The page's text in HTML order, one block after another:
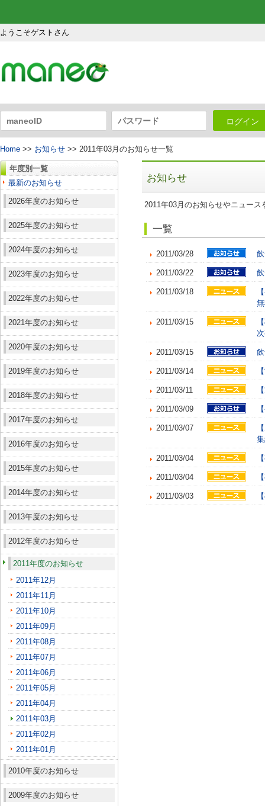
ようこそゲストさん
ログイン
Home >> お知らせ >> 2011年03月のお知らせ一覧
年度別一覧
最新のお知らせ
2026年度のお知らせ
2025年度のお知らせ
2024年度のお知らせ
2023年度のお知らせ
2022年度のお知らせ
2021年度のお知らせ
2020年度のお知らせ
2019年度のお知らせ
2018年度のお知らせ
2017年度のお知らせ
2016年度のお知らせ
2015年度のお知らせ
2014年度のお知らせ
2013年度のお知らせ
2012年度のお知らせ
2011年度のお知らせ
2011年12月
2011年11月
2011年10月
2011年09月
2011年08月
2011年07月
2011年06月
2011年05月
2011年04月
2011年03月
2011年02月
2011年01月
2010年度のお知らせ
2009年度のお知らせ
お知らせ
2011年03月のお知らせやニュース
一覧
2011/03/28
2011/03/22
2011/03/18
2011/03/15
2011/03/15
2011/03/14
2011/03/11
2011/03/09
2011/03/07
2011/03/04
2011/03/04
2011/03/03